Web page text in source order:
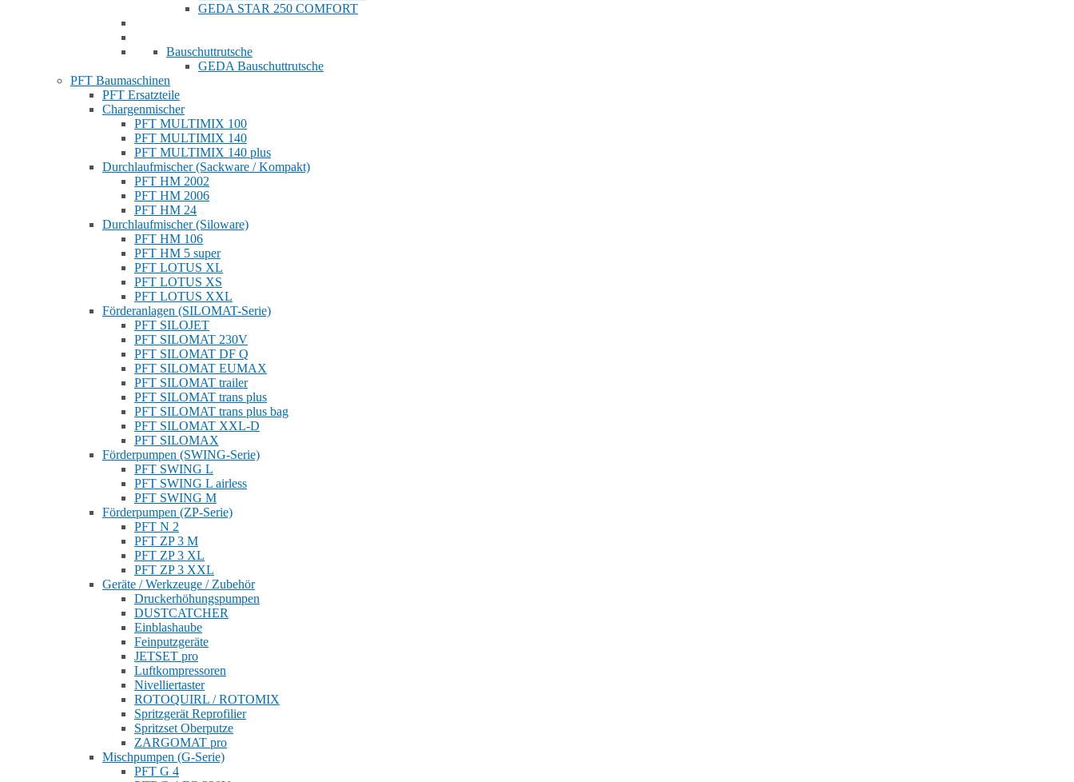
GEDA STAR 250 COMFORT
Bauschuttrutsche
GEDA Bauschuttrutsche
PFT Baumaschinen
PFT Ersatzteile
Chargenmischer
PFT MULTIMIX 100
PFT MULTIMIX 140
PFT MULTIMIX 140 plus
Durchlaufmischer (Sackware / Kompakt)
PFT HM 2002
PFT HM 2006
PFT HM 24
Durchlaufmischer (Siloware)
PFT HM 106
PFT HM 5 super
PFT LOTUS XL
PFT LOTUS XS
PFT LOTUS XXL
Förderanlagen (SILOMAT-Serie)
PFT SILOJET
PFT SILOMAT 230V
PFT SILOMAT DF Q
PFT SILOMAT EUMAX
PFT SILOMAT trailer
PFT SILOMAT trans plus
PFT SILOMAT trans plus bag
PFT SILOMAT XXL-D
PFT SILOMAX
Förderpumpen (SWING-Serie)
PFT SWING L
PFT SWING L airless
PFT SWING M
Förderpumpen (ZP-Serie)
PFT N 2
PFT ZP 3 M
PFT ZP 3 XL
PFT ZP 3 XXL
Geräte / Werkzeuge / Zubehör
Druckerhöhungspumpen
DUSTCATCHER
Einblashaube
Feinputzgeräte
JETSET pro
Luftkompressoren
Nivelliertaster
ROTOQUIRL / ROTOMIX
Spritzgerät Reprofilier
Spritzset Oberputze
ZARGOMAT pro
Mischpumpen (G-Serie)
PFT G 4